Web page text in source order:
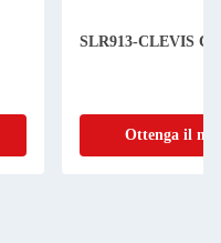
SLR913-CLEVIS C
Ottenga il